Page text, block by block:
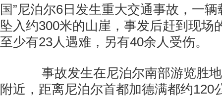
国”尼泊尔6日发生重大交通事故，一
坠入约300米的山崖，事发后赶到现场
至少有23人遇难，另有40余人受伤。
事故发生在尼泊尔南部游览胜地
附近，距离尼泊尔首都加德满都约120